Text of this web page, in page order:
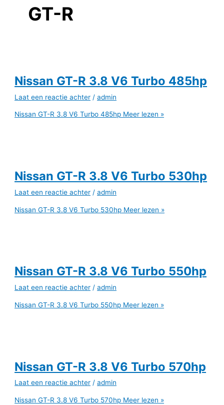
GT-R
Nissan GT-R 3.8 V6 Turbo 485hp
Laat een reactie achter /admin
Nissan GT-R 3.8 V6 Turbo 485hp Meer lezen »
Nissan GT-R 3.8 V6 Turbo 530hp
Laat een reactie achter /admin
Nissan GT-R 3.8 V6 Turbo 530hp Meer lezen »
Nissan GT-R 3.8 V6 Turbo 550hp
Laat een reactie achter /admin
Nissan GT-R 3.8 V6 Turbo 550hp Meer lezen »
Nissan GT-R 3.8 V6 Turbo 570hp
Laat een reactie achter /admin
Nissan GT-R 3.8 V6 Turbo 570hp Meer lezen »